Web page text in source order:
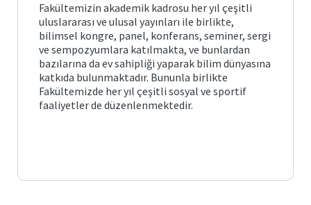
Fakültemizin akademik kadrosu her yıl çeşitli
uluslararası ve ulusal yayınları ile birlikte,
bilimsel kongre, panel, konferans, seminer, sergi
ve sempozyumlara katılmakta, ve bunlardan
bazılarına da ev sahipliği yaparak bilim dünyasına
katkıda bulunmaktadır. Bununla birlikte
Fakültemizde her yıl çeşitli sosyal ve sportif
faaliyetler de düzenlenmektedir.